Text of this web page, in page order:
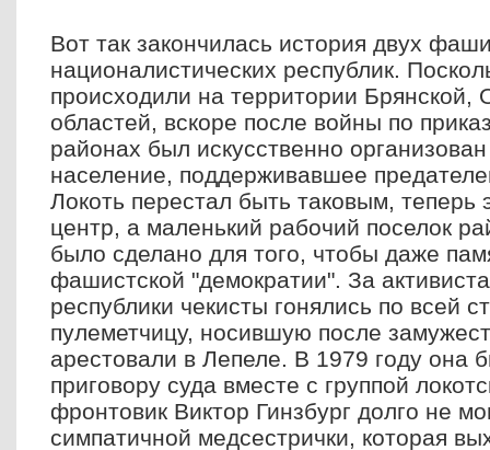
Вот так закончилась история двух
националистических республик.
происходили на территории Брянской,
областей, вскоре после войны по
районах был искусственно
население, поддерживавшее
Локоть перестал быть таковым,
центр, а маленький рабочий поселок
было сделано для того, чтобы даже
фашистской "демократии". За
республики чекисты гонялись по всей
пулеметчицу, носившую после
арестовали в Лепеле. В 1979 году она
приговору суда вместе с группой
фронтовик Виктор Гинзбург долго не
симпатичной медсестрички, которая